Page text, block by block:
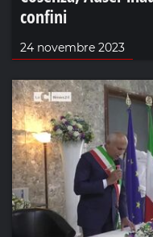
confini
24 novembre 2023